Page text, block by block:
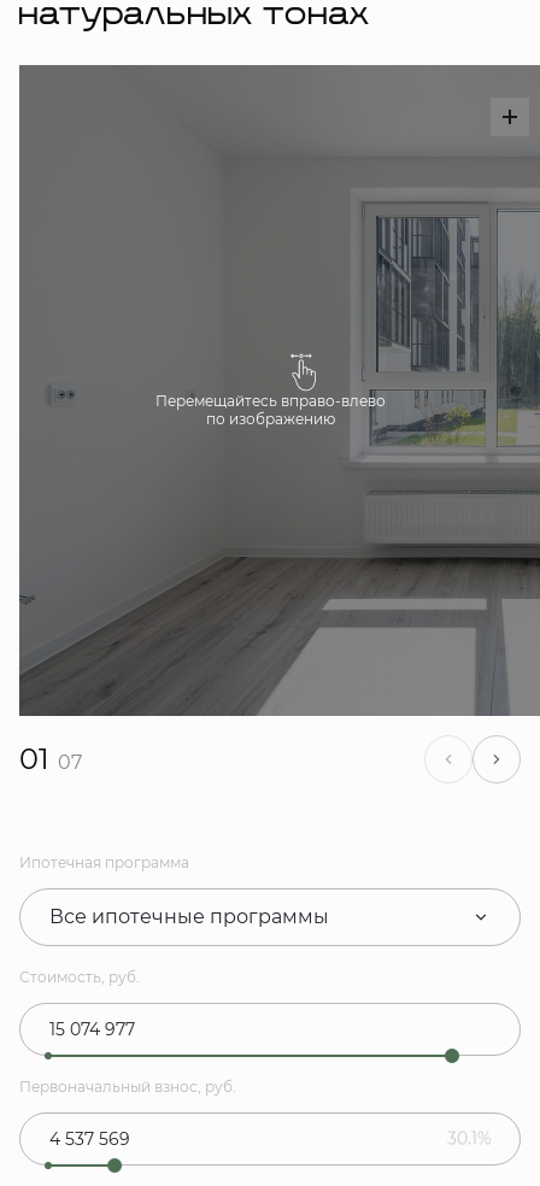
натуральных тонах
Перемещайтесь вправо-влево
по изображению
01 07
Ипотечная программа
Все ипотечные программы
Стоимость, руб.
Первоначальный взнос, руб.
30.1%